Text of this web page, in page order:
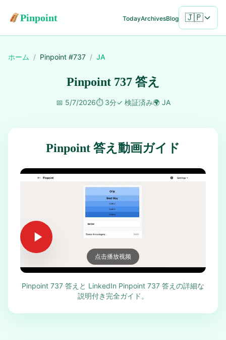
Pinpoint TodayArchivesBlog 🇯🇵
ホーム / Pinpoint #737 / JA
Pinpoint 737 答え
📅 5/7/2026⏱️ 3分✓ 検証済み🌍 JA
Pinpoint 答え動画ガイド
点击播放视频
Pinpoint 737 答えと LinkedIn Pinpoint 737 答えの詳細な
説明付き完全ガイド。